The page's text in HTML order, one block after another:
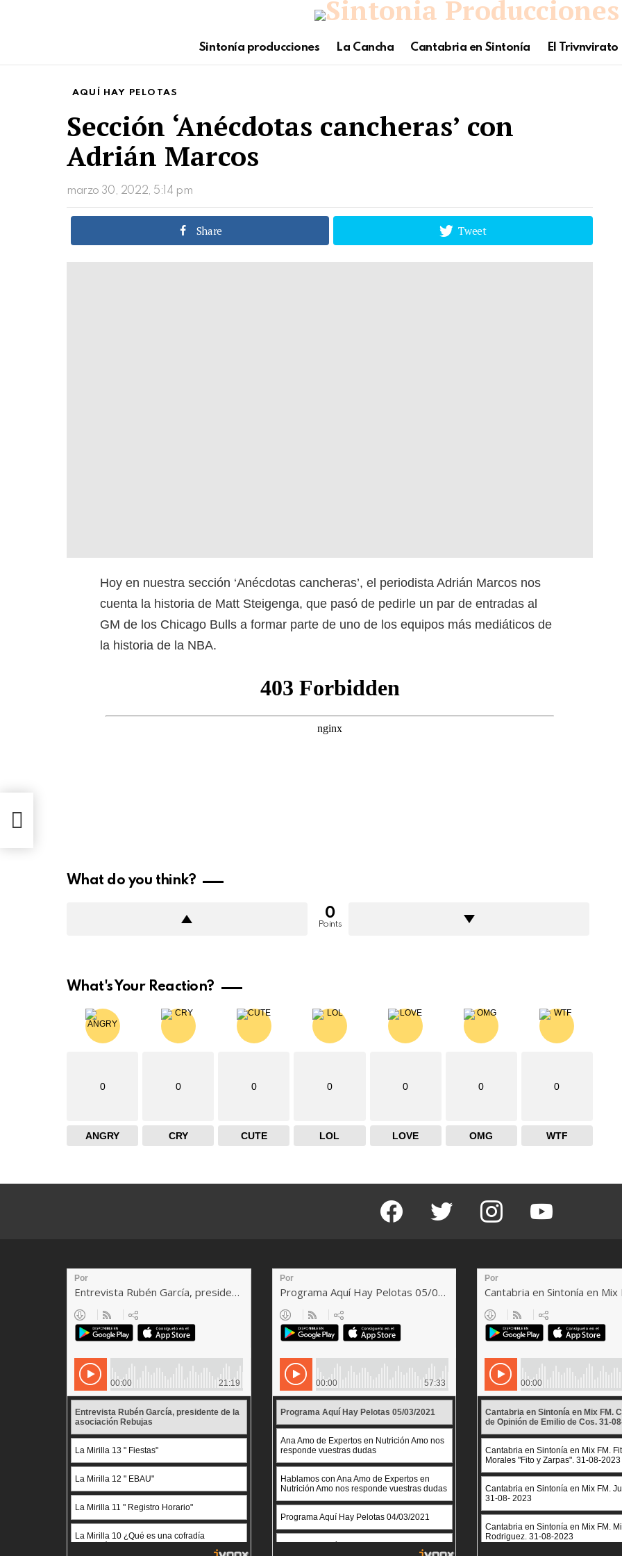
Sintonía producciones La Cancha Cantabria en Sintonía El Trivnvirato
AQUÍ HAY PELOTAS
Sección ‘Anécdotas cancheras’ con
Adrián Marcos
marzo 30, 2022, 5:14 pm
Share Tweet
Hoy en nuestra sección ‘Anécdotas cancheras’, el periodista Adrián Marcos nos
cuenta la historia de Matt Steigenga, que pasó de pedirle un par de entradas al
GM de los Chicago Bulls a formar parte de uno de los equipos más mediáticos de
la historia de la NBA.
What do you think?
0
Points
What's Your Reaction?
0
ANGRY
0
CRY
0
CUTE
0
LOL
0
LOVE
0
OMG
0
WTF
facebook twitter instagram youtube